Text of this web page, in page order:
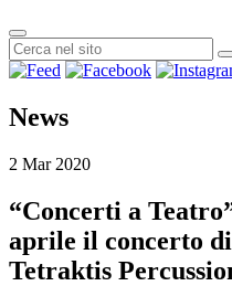
News
2 Mar 2020
“Concerti a
aprile il concerto
Tetraktis